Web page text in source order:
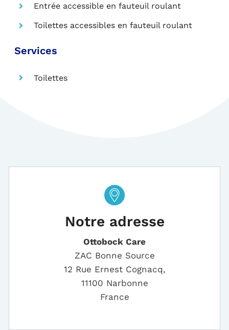
Entrée accessible en fauteuil roulant
Toilettes accessibles en fauteuil roulant
Services
Toilettes
Notre adresse
Ottobock Care
ZAC Bonne Source
12 Rue Ernest Cognacq,
11100 Narbonne
France